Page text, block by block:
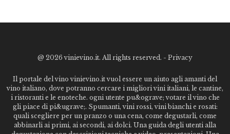
@ 2026 vinievino.it. All rights reserved. - Privacy
Il portale del vino vinievino.it vuol essere un aiuto agli amanti del
vino italiano, dove potranno cercare i migliori vini italiani, le cantine,
i ristoranti e le enoteche. ogni utente pu&ograve; votare il vino che
gli piace di pi&ugrave;. Spumanti, vini rossi, vini bianchi e rosati:
quali scegliere per un pranzo o una cena, come degustarli, come
abbinarli ai primi, ai secondi, ai dolci. Una guida degli utenti alla